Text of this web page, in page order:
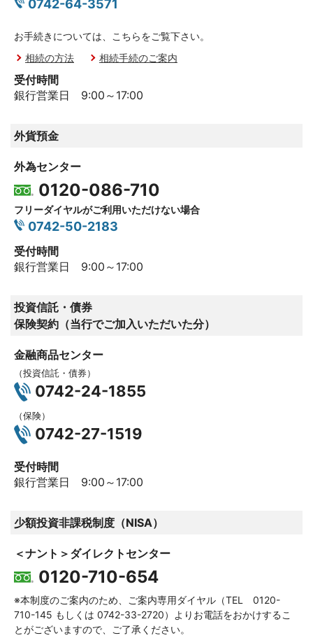
0742-64-3571
お手続きについては、こちらをご覧下さい。
相続の方法
相続手続のご案内
受付時間
銀行営業日 9:00～17:00
外貨預金
外為センター
0120-086-710
フリーダイヤルがご利用いただけない場合
0742-50-2183
受付時間
銀行営業日 9:00～17:00
投資信託・債券
保険契約（当行でご加入いただいた分）
金融商品センター
（投資信託・債券）
0742-24-1855
（保険）
0742-27-1519
受付時間
銀行営業日 9:00～17:00
少額投資非課税制度（NISA）
＜ナント＞ダイレクトセンター
0120-710-654
※本制度のご案内のため、ご案内専用ダイヤル（TEL 0120-
710-145 もしくは 0742-33-2720）よりお電話をおかけするこ
とがございますので、ご了承ください。